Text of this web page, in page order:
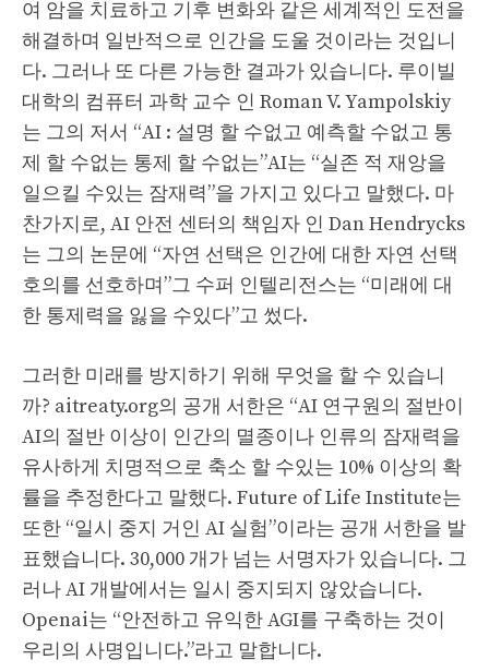
여 암을 치료하고 기후 변화와 같은 세계적인 도전을
해결하며 일반적으로 인간을 도울 것이라는 것입니
다. 그러나 또 다른 가능한 결과가 있습니다. 루이빌
대학의 컴퓨터 과학 교수 인 Roman V. Yampolskiy
는 그의 저서 “AI : 설명 할 수없고 예측할 수없고 통
제 할 수없는 통제 할 수없는”AI는 “실존 적 재앙을
일으킬 수있는 잠재력”을 가지고 있다고 말했다. 마
찬가지로, AI 안전 센터의 책임자 인 Dan Hendrycks
는 그의 논문에 “자연 선택은 인간에 대한 자연 선택
호의를 선호하며”그 수퍼 인텔리전스는 “미래에 대
한 통제력을 잃을 수있다”고 썼다.
그러한 미래를 방지하기 위해 무엇을 할 수 있습니
까? aitreaty.org의 공개 서한은 “AI 연구원의 절반이
AI의 절반 이상이 인간의 멸종이나 인류의 잠재력을
유사하게 치명적으로 축소 할 수있는 10% 이상의 확
률을 추정한다고 말했다. Future of Life Institute는
또한 “일시 중지 거인 AI 실험”이라는 공개 서한을 발
표했습니다. 30,000 개가 넘는 서명자가 있습니다. 그
러나 AI 개발에서는 일시 중지되지 않았습니다.
Openai는 “안전하고 유익한 AGI를 구축하는 것이
우리의 사명입니다.”라고 말합니다.